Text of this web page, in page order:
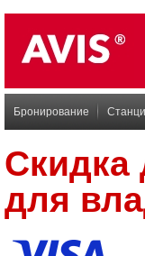
Бронирование
Скидка
для